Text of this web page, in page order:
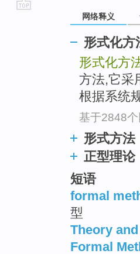
网络释义
形式化方
形式化方
方法,它采
根据系统
基于2848
形式方法
正型理论
短语
formal
型
Theory
Formal